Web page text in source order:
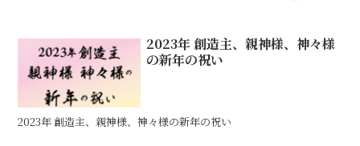
2023年 創造主、親神様、神々様
の新年の祝い
2023年 創造主、親神様、神々様の新年の祝い